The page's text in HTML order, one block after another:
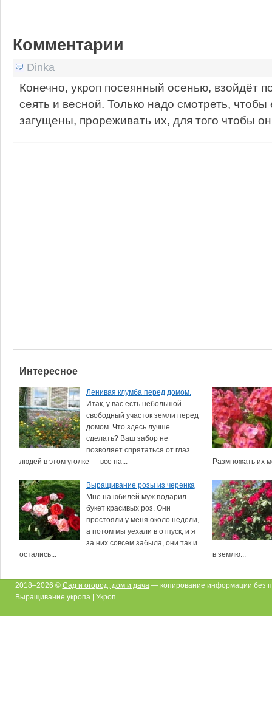
Комментарии
Dinka
Конечно, укроп посеянный осенью, взойдёт
сеять и весной. Только надо смотреть,
загущены, прореживать их, для того чтобы
Интересное
Ленивая клумба перед домом.
Итак, у вас есть небольшой
свободный участок земли перед
домом. Что здесь лучше
сделать? Ваш забор не
позволяет спрятаться от глаз
людей в этом уголке — все на...
Размножать их
Выращивание розы из черенка
Мне на юбилей муж подарил
букет красивых роз. Они
простояли у меня около недели,
а потом мы уехали в отпуск, и я
за них совсем забыла, они так и
остались...
в землю...
2018–2026 © Сад и огород, дом и дача — копирование информации без
Выращивание укропа | Укроп